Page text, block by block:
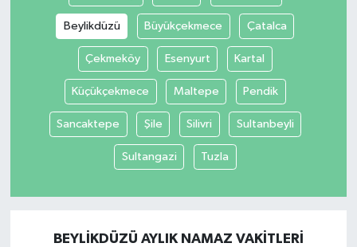
Beylikdüzü Büyükçekmece Çatalca
Çekmeköy Esenyurt Kartal
Küçükçekmece Maltepe Pendik
Sancaktepe Şile Silivri Sultanbeyli
Sultangazi Tuzla
BEYLIKDÜZÜ AYLIK NAMAZ VAKITLERI